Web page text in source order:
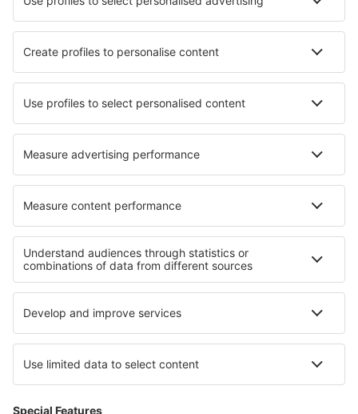
Luchtvaartmaatschappijen
Brussels Airlines
Ryanair
Wizz Air
Tui Fly
Transavia
Over eSky
Algemene voorwaarden
Mijn boekingen
Privacykennisgeving
Ondersteuning en contact
Privacy